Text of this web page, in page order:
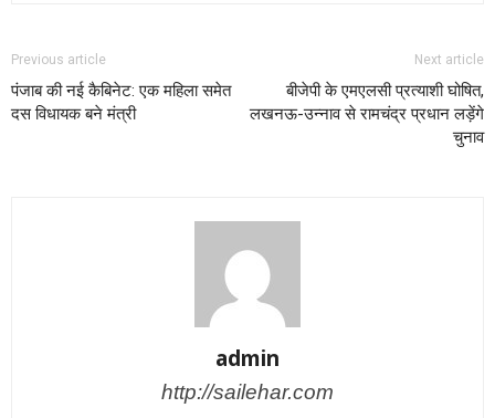
Previous article
पंजाब की नई कैबिनेट: एक महिला समेत
दस विधायक बने मंत्री
Next article
बीजेपी के एमएलसी प्रत्याशी घोषित,
लखनऊ-उन्नाव से रामचंद्र प्रधान लड़ेंगे
चुनाव
admin
http://sailehar.com